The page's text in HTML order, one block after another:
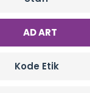
AD ART
Kode Etik